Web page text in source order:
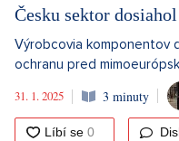
Česku sektor
Výrobcovia komponentov
ochranu pred
31. 1. 2025
3 minuty